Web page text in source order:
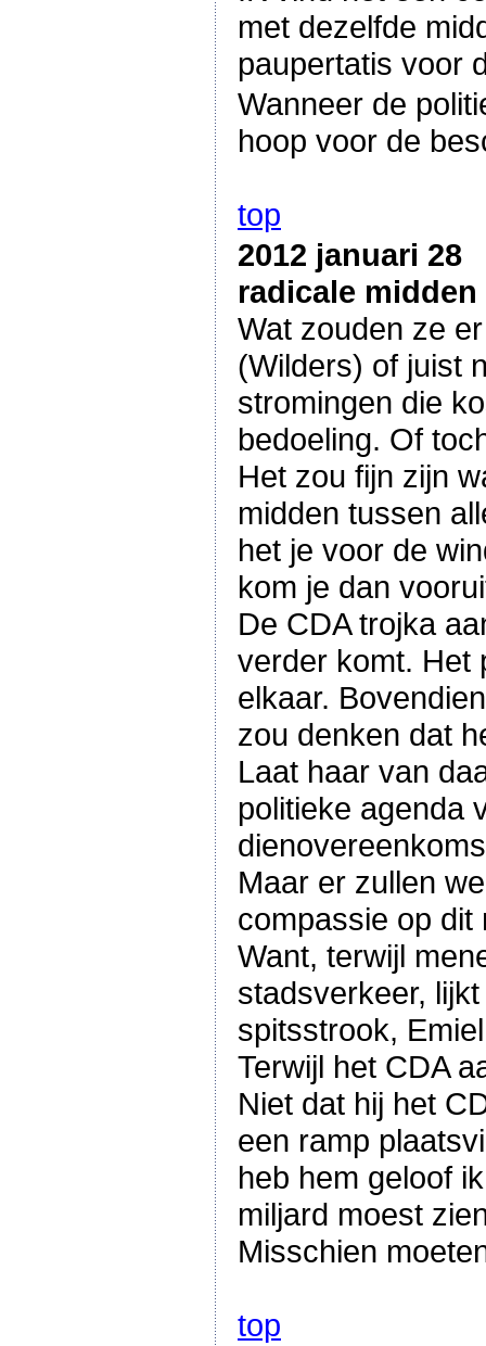
met dezelfde
paupertatis voor
Wanneer de
hoop voor de
top
2012 januari 28
radicale midden
Wat zouden ze
(Wilders) of juist
stromingen die
bedoeling. Of
Het zou fijn zijn
midden tussen
het je voor de
kom je dan
De CDA trojka
verder komt. Het
elkaar.
zou denken dat
Laat haar van
politieke agenda
Maar er zullen
compassie op
Want, terwijl
stadsverkeer,
spitsstrook,
Terwijl het CDA
Niet dat hij het
een ramp
heb hem geloof
miljard moest
Misschien
top